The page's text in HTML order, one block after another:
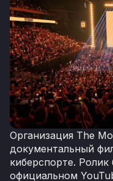
Организация The
документальный
киберспорте.
официальном